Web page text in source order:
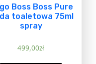
Boss Boss Pure
toaletowa 75ml
spray
499,00zł